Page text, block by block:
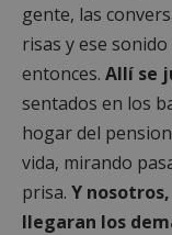
gente, las
risas y ese
entonces. Allí se
sentados en los
hogar del
vida, mirando
prisa. Y
llegaran los